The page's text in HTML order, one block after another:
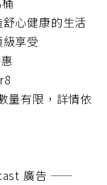
心健康的生活
享受
量有限，詳情依
廣告 ——